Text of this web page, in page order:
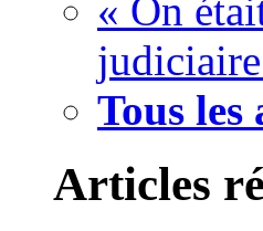
« On
Tous
Articles